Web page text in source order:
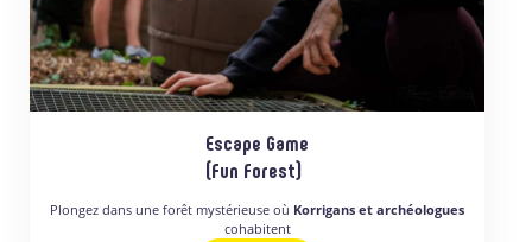
Escape Game
(Fun Forest)
Plongez dans une forêt mystérieuse où Korrigans et archéologues
cohabitent